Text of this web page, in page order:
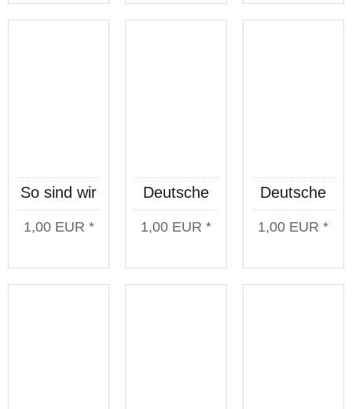
10 Stück
So sind wir
Aufkleberset
10 Stück
1,00 EUR *
Deutsche
Jungs
Aufkleberset
1,00 EUR *
Deutsche
Jungs
Aufkleberset
schwarz
1,00 EUR *